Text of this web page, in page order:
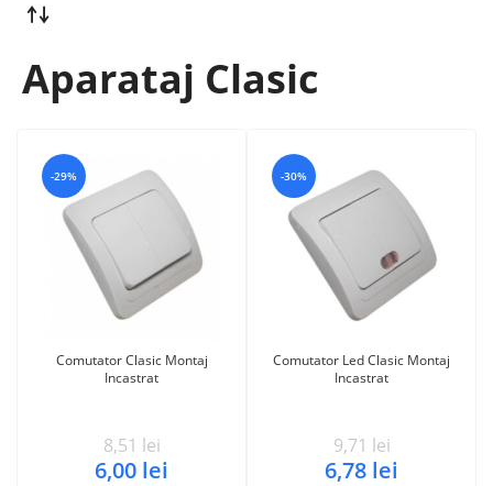
Aparataj Clasic
-29%
Comutator Clasic Montaj
Incastrat
8,51 lei
6,00 lei
-30%
Comutator Led Clasic Montaj
Incastrat
9,71 lei
6,78 lei